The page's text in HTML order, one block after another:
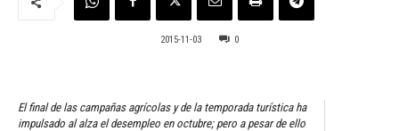
2015-11-03 0
El final de las campañas agrícolas y de la temporada turística ha
impulsado al alza el desempleo en octubre; pero a pesar de ello